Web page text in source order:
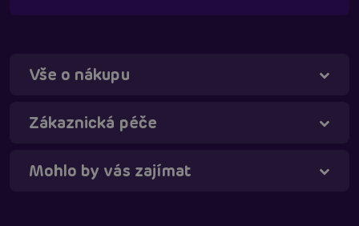
Vše o nákupu
Zákaznická péče
Mohlo by vás zajímat
Táňa - virtuální asistentka